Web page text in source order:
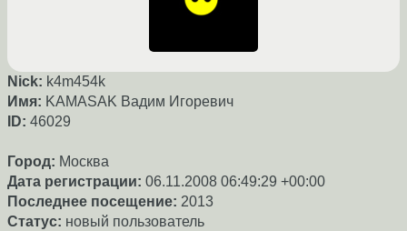
Nick: k4m454k
Имя: KAMASAK Вадим Игоревич
ID: 46029
Город: Москва
Дата регистрации: 06.11.2008 06:49:29 +00:00
Последнее посещение: 2013
Статус: новый пользователь